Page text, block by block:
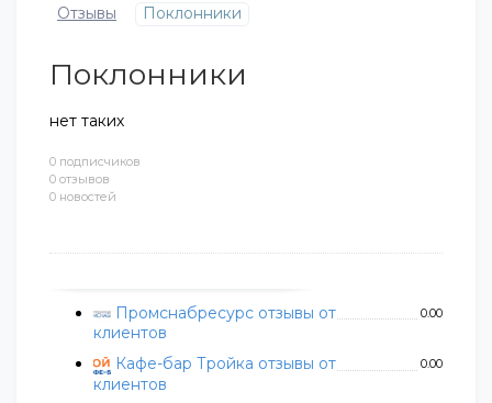
0 подписчиков
0 отзывов
0 новостей
Промснабресурс отзывы от
клиентов
0.00
Кафе-бар Тройка отзывы от
клиентов
0.00
Отзывы
Поклонники
Поклонники
нет таких